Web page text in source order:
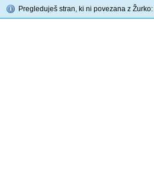
Pregleduješ stran, ki ni povezana z Žurko: